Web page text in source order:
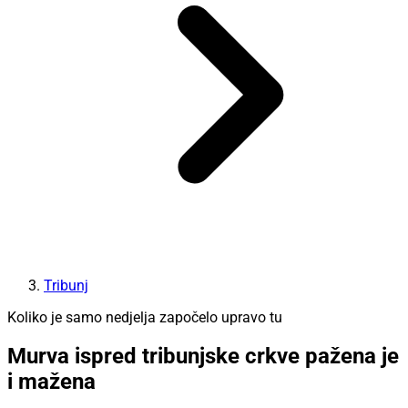
Tribunj
Koliko je samo nedjelja započelo upravo tu
Murva ispred tribunjske crkve pažena je
i mažena